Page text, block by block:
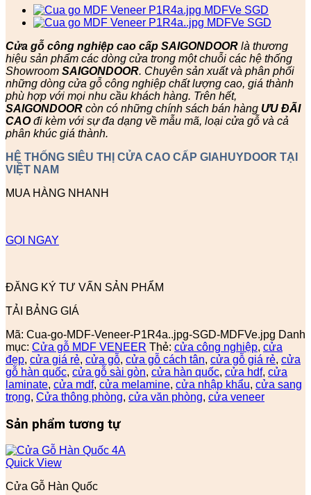
Cửa gỗ công nghiệp cao cấp SAIGONDOOR là thương
hiệu sản phẩm các dòng cửa trong một chuỗi các hệ thống
Showroom SAIGONDOOR. Chuyên sản xuất và phân phối
những dòng cửa gỗ công nghiệp chất lượng cao, giá thành
phù hợp với mọi nhu cầu khách hàng. Trên hết,
SAIGONDOOR còn có những chính sách bán hàng ƯU ĐÃI
CAOđi kèm với sự đa dạng về mẫu mã, loại cửa gỗ và cả
phân khúc giá thành.
HỆ THỐNG SIÊU THỊ CỬA CAO CẤP GIAHUYDOOR TẠI
VIỆT NAM
MUA HÀNG NHANH
GỌI NGAY
ĐĂNG KÝ TƯ VẤN SẢN PHẨM
TẢI BẢNG GIÁ
Mã: Cua-go-MDF-Veneer-P1R4a..jpg-SGD-MDFVe.jpg Danh
mục: Cửa gỗ MDF VENEER Thẻ: cửa công nghiệp, cửa
đẹp, cửa giá rẻ, cửa gỗ, cửa gỗ cách tân, cửa gỗ giá rẻ, cửa
gỗ hàn quốc, cửa gỗ sài gòn, cửa hàn quốc, cửa hdf, cửa
laminate, cửa mdf, cửa melamine, cửa nhập khẩu, cửa sang
trọng, Cửa thông phòng, cửa văn phòng, cửa veneer
Sản phẩm tương tự
Quick View
Cửa Gỗ Hàn Quốc